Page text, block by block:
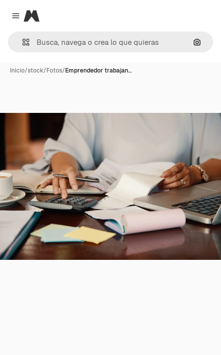
Close menu
Magnific
Inicio/stock/Fotos/Emprendedor trabajan…